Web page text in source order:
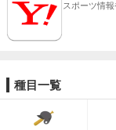
スポーツ情
種目一覧